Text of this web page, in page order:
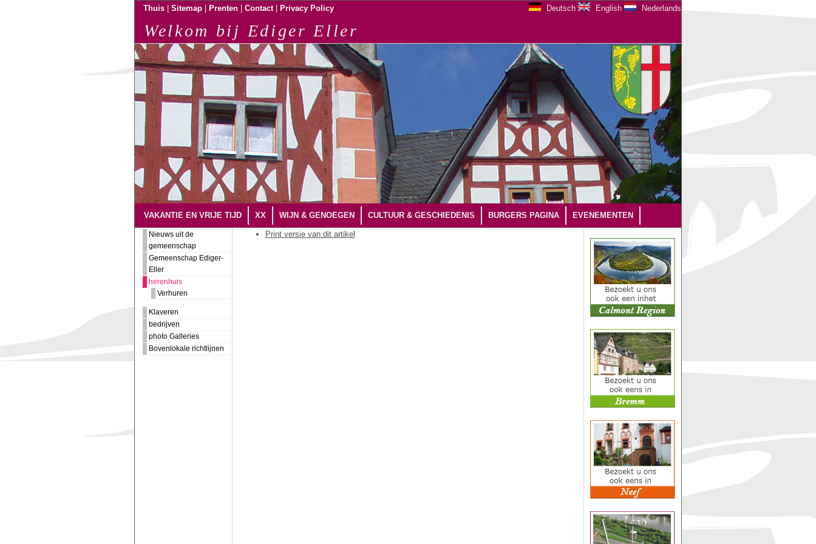
Deutsch English Nederlands
Thuis Sitemap Prenten Contact Privacy Policy
Welkom bij Ediger Eller
VAKANTIE EN VRIJE TIJD XX WIJN & GENOEGEN CULTUUR & GESCHIEDENIS BURGERS PAGINA EVENEMENTEN
Nieuws uit de
gemeenschap
Gemeenschap Ediger-
Eller
herenhuis
Verhuren
Klaveren
bedrijven
photo Galleries
Bovenlokale richtlijnen
Print versie van dit artikel